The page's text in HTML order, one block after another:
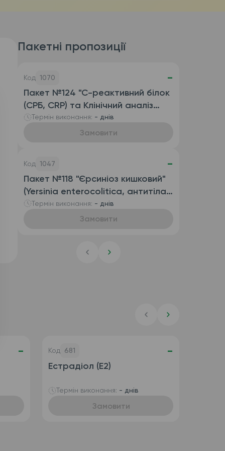
Пакетні пропозиції
Код 1070 -
Пакет №124 "С-реактивний білок
(СРБ, CRP) та Клінічний аналіз
крові розгорнутий
(автоматизований з ШОЕ),
Термін виконання: - днів
Замовити
Код 1047 -
Пакет №118 "Єрсиніоз кишковий"
(Yersinia enterocolitica, антитіла
IgG та антитіла IgA)
Термін виконання: - днів
Замовити
- Код 681 -
Естрадіол (E2)
Термін виконання: - днів
Замовити